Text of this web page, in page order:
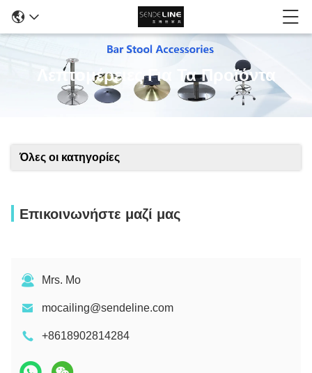
Λεπτομέρειες Για Τα Προϊόντα
Όλες οι κατηγορίες
Επικοινωνήστε μαζί μας
Mrs. Mo
mocailing@sendeline.com
+8618902814284